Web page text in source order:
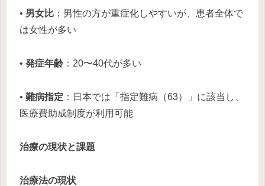
• 男女比 ：男性の方が重症化しやすいが、患者全体で
は女性が多い
• 発症年齢 ：20〜40代が多い
• 難病指定 ：日本では「指定難病（63）」に該当し、
医療費助成制度が利用可能
治療の現状と課題
治療法の現状